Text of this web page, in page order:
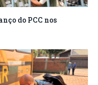
do PCC nos